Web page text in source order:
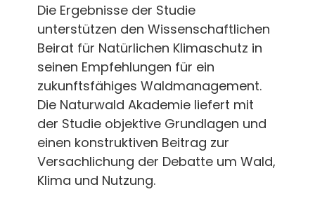
Die Ergebnisse der Studie
unterstützen den Wissenschaftlichen
Beirat für Natürlichen Klimaschutz in
seinen Empfehlungen für ein
zukunftsfähiges Waldmanagement.
Die Naturwald Akademie liefert mit
der Studie objektive Grundlagen und
einen konstruktiven Beitrag zur
Versachlichung der Debatte um Wald,
Klima und Nutzung.